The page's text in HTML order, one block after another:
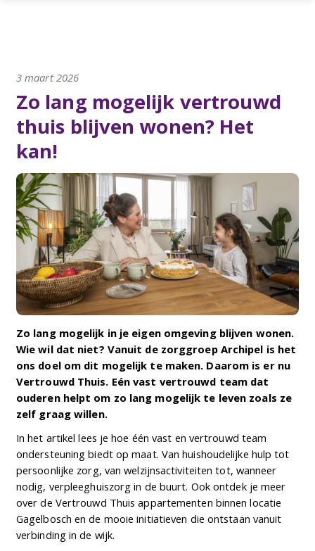
3 maart 2026
Zo lang mogelijk vertrouwd
thuis blijven wonen? Het
kan!
Zo lang mogelijk in je eigen omgeving blijven wonen.
Wie wil dat niet? Vanuit de zorggroep Archipel is het
ons doel om dit mogelijk te maken. Daarom is er nu
Vertrouwd Thuis. Eén vast vertrouwd team dat
ouderen helpt om zo lang mogelijk te leven zoals ze
zelf graag willen.
In het artikel lees je hoe één vast en vertrouwd team
ondersteuning biedt op maat. Van huishoudelijke hulp tot
persoonlijke zorg, van welzijnsactiviteiten tot, wanneer
nodig, verpleeghuiszorg in de buurt. Ook ontdek je meer
over de Vertrouwd Thuis appartementen binnen locatie
Gagelbosch en de mooie initiatieven die ontstaan vanuit
verbinding in de wijk.